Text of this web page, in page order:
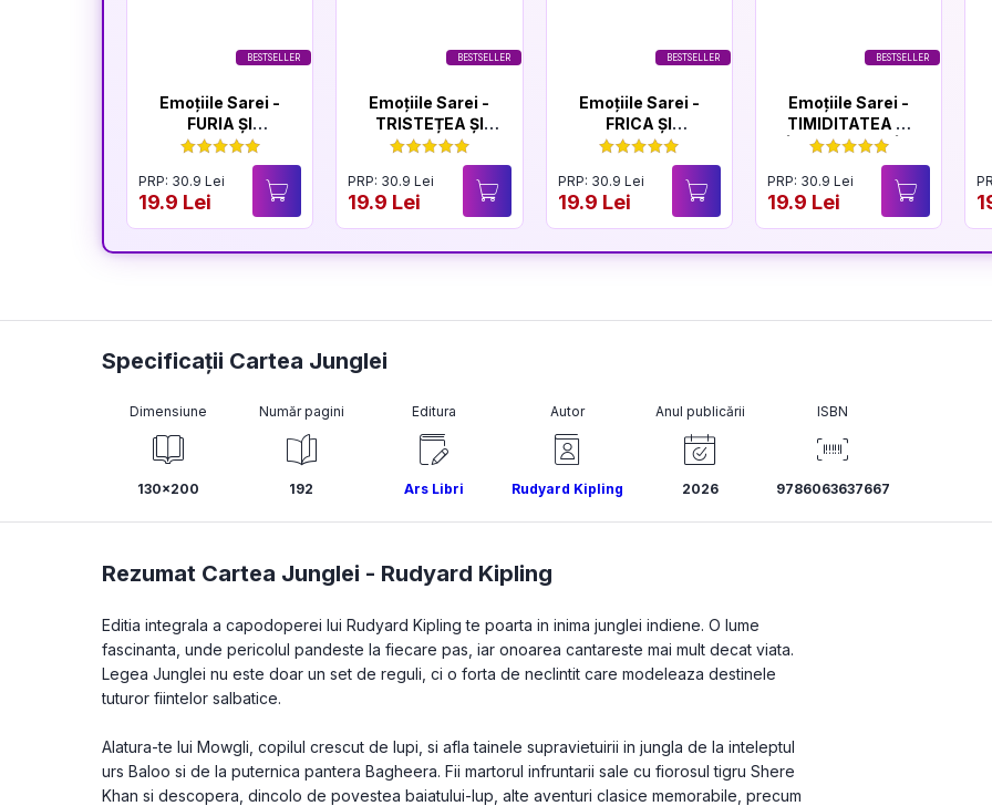
BESTSELLER
Emoțiile Sarei -
FURIA ȘI
LINIȘTEA
PRP: 30.9 Lei
19.9 Lei
BESTSELLER
Emoțiile Sarei -
TRISTEȚEA ȘI
BUCURIA
PRP: 30.9 Lei
19.9 Lei
BESTSELLER
Emoțiile Sarei -
FRICA ȘI
CURAJUL
PRP: 30.9 Lei
19.9 Lei
BESTSELLER
Emoțiile Sarei -
TIMIDITATEA ȘI
ÎNCREDEREA ÎN
PRP: 30.9 Lei
19.9 Lei
Specificații Cartea Junglei
Dimensiune
130x200
Număr pagini
192
Editura
Ars Libri
Autor
Rudyard Kipling
Anul publicării
2026
ISBN
9786063637667
Rezumat Cartea Junglei - Rudyard Kipling
Editia integrala a capodoperei lui Rudyard Kipling te poarta in inima junglei indiene. O lume
fascinanta, unde pericolul pandeste la fiecare pas, iar onoarea cantareste mai mult decat viata.
Legea Junglei nu este doar un set de reguli, ci o forta de neclintit care modeleaza destinele
tuturor fiintelor salbatice.
Alatura-te lui Mowgli, copilul crescut de lupi, si afla tainele supravietuirii in jungla de la inteleptul
urs Baloo si de la puternica pantera Bagheera. Fii martorul infruntarii sale cu fiorosul tigru Shere
Khan si descopera, dincolo de povestea baiatului-lup, alte aventuri clasice memorabile, precum